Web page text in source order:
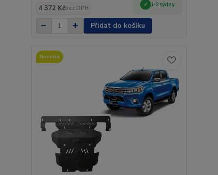
4 372 Kčbez DPH
1-2 týdny
Přidat do košíku
Novinka